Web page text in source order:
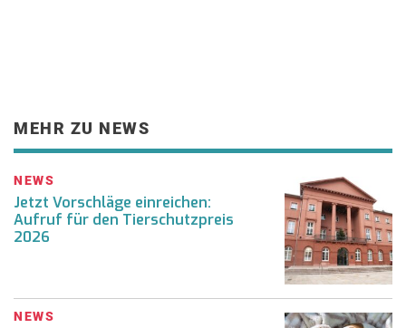
MEHR ZU NEWS
NEWS
Jetzt Vorschläge einreichen:
Aufruf für den Tierschutzpreis
2026
NEWS